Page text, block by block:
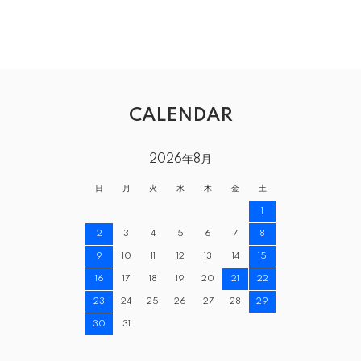
CALENDAR
2026年8月
日 月 火 水 木 金 土
1
2 3 4 5 6 7 8
9 10 11 12 13 14 15
16 17 18 19 20 21 22
23 24 25 26 27 28 29
30 31